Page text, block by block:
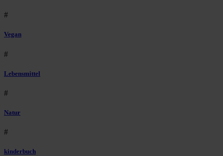
#
Vegan
#
Lebensmittel
#
Natur
#
kinderbuch